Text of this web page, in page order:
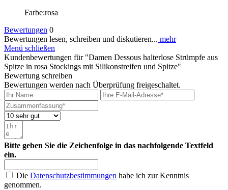
Farbe:rosa
Bewertungen 0
Bewertungen lesen, schreiben und diskutieren... mehr
Menü schließen
Kundenbewertungen für "Damen Dessous halterlose Strümpfe aus
Spitze in rosa Stockings mit Silikonstreifen und Spitze"
Bewertung schreiben
Bewertungen werden nach Überprüfung freigeschaltet.
Bitte geben Sie die Zeichenfolge in das nachfolgende Textfeld
ein.
Die Datenschutzbestimmungen habe ich zur Kenntnis
genommen.